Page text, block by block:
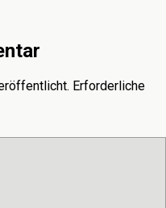
Erforderliche